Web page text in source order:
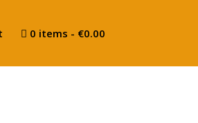
0 items €0.00